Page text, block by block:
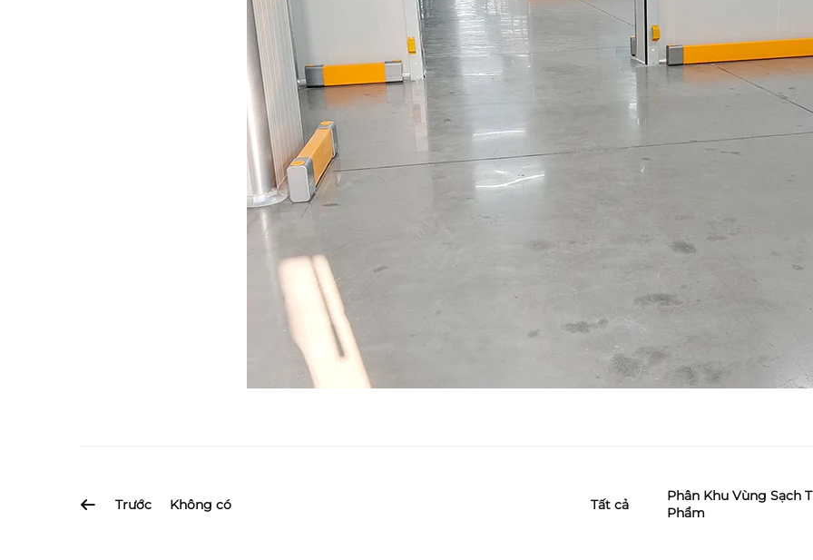
Trước Không có Tất cả
Phân Khu Vùng Sạch
Phẩm